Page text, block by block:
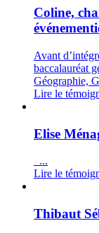
Coline,
Avant
baccalauréat
Géographie,
Lire le
Elise
...
Lire le
Thibaut